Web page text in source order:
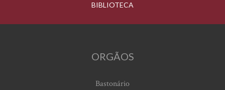
BIBLIOTECA
ORGÃOS
Bastonário